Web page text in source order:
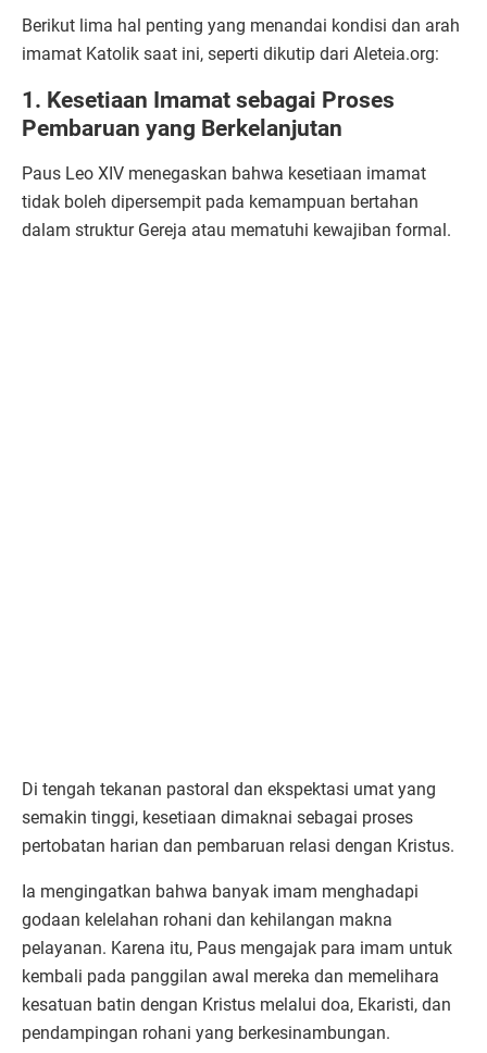
Berikut lima hal penting yang menandai kondisi dan arah
imamat Katolik saat ini, seperti dikutip dari Aleteia.org:
1. Kesetiaan Imamat sebagai Proses
Pembaruan yang Berkelanjutan
Paus Leo XIV menegaskan bahwa kesetiaan imamat
tidak boleh dipersempit pada kemampuan bertahan
dalam struktur Gereja atau mematuhi kewajiban formal.
Di tengah tekanan pastoral dan ekspektasi umat yang
semakin tinggi, kesetiaan dimaknai sebagai proses
pertobatan harian dan pembaruan relasi dengan Kristus.
Ia mengingatkan bahwa banyak imam menghadapi
godaan kelelahan rohani dan kehilangan makna
pelayanan. Karena itu, Paus mengajak para imam untuk
kembali pada panggilan awal mereka dan memelihara
kesatuan batin dengan Kristus melalui doa, Ekaristi, dan
pendampingan rohani yang berkesinambungan.